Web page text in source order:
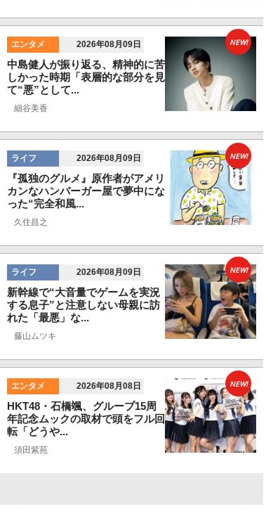
エンタメ 2026年08月09日
中島健人が振り返る、精神的に苦
しかった時期「表層的な部分を見
て“悪”として...
細谷美香
NEW!
ライフ 2026年08月09日
『孤独のグルメ』原作者がアメリ
カンなハンバーガー屋で夢中にな
った“完全和風...
久住昌之
NEW!
ライフ 2026年08月09日
新幹線で“大音量でゲームを実況
する息子”と注意しない母親に訪
れた「最悪」な...
藤山ムツキ
NEW!
エンタメ 2026年08月08日
HKT48・石橋颯、グループ15周
年記念ムックの取材で頭をフル回
転「どうや...
須田紫苑
NEW!